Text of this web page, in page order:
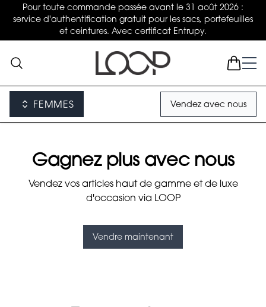
Pour toute commande passée avant le 31 août 2026 :
service d'authentification gratuit pour les sacs, portefeuilles
et ceintures. Avec certificat Entrupy.
FEMMES Vendez avec nous
Gagnez plus avec nous
Vendez vos articles haut de gamme et de luxe
d'occasion via LOOP
Vendre maintenant